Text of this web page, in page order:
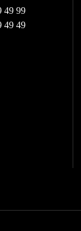
49 99
49 49